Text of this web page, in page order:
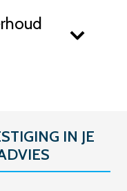
IN JE